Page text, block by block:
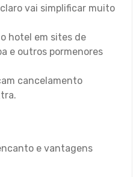
vai simplificar muito
hotel em sites de
e outros pormenores
cancelamento
e vantagens